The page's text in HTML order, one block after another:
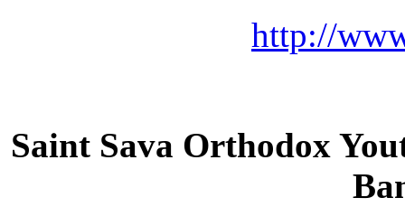
http://
Saint Sava Orthodox